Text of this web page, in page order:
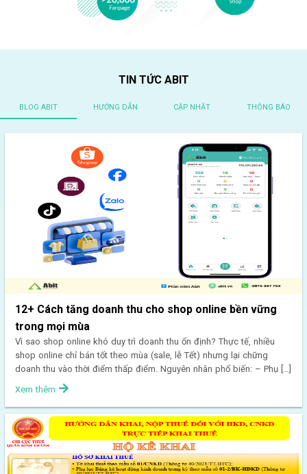
TIN TỨC ABIT
BLOG ABIT HƯỚNG DẪN CẬP NHẬT THÔNG BÁO
12+ Cách tăng doanh thu cho shop online bền vững
trong mọi mùa
Vì sao shop online khó duy trì doanh thu ổn định? Thực tế, nhiều
shop online chỉ bán tốt theo mùa (sale, lễ Tết) nhưng lại chững
doanh thu vào thời điểm thấp điểm. Nguyên nhân phổ biến: – Phụ […]
Xem thêm